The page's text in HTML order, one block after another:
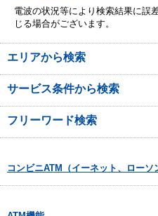
電波の状況等により検索結果に誤
じる場合がございます。
エリアから検索
サービス条件から検索
フリーワード検索
コンビニATM（イーネット、ローソ